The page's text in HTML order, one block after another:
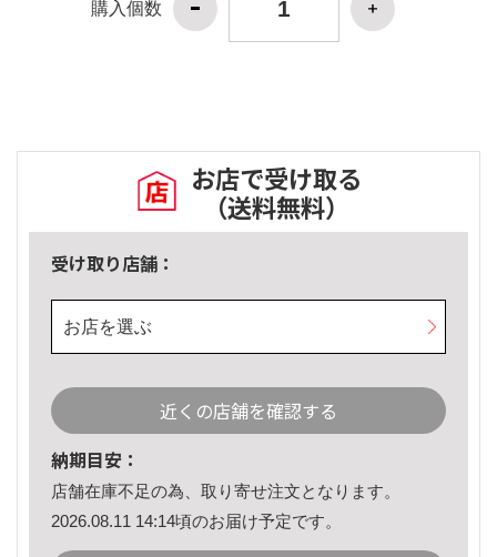
購入個数
お店で受け取る
（送料無料）
受け取り店舗：
お店を選ぶ
近くの店舗を確認する
納期目安：
店舗在庫不足の為、取り寄せ注文となります。
2026.08.11 14:14頃のお届け予定です。